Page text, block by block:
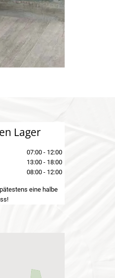
Lager
07:00 - 12:00
13:00 - 18:00
08:00 - 12:00
eine halbe